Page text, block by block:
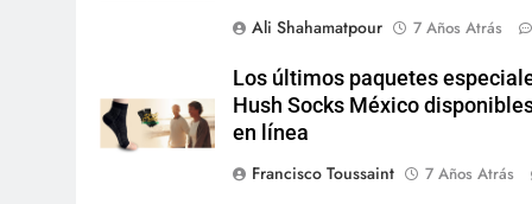
Ali Shahamatpour
7 Años Atrás
Los últimos paquetes
Hush Socks México
en línea
Francisco Toussaint
7 Años Atrás